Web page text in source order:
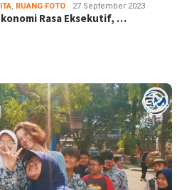
, RUANG FOTO 27 September 2023
Rasa Eksekutif, …